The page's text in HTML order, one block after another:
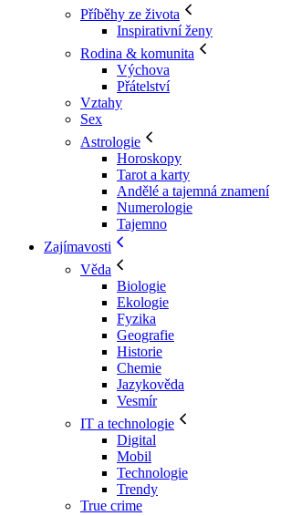
Příběhy ze života
Inspirativní ženy
Rodina & komunita
Výchova
Přátelství
Vztahy
Sex
Astrologie
Horoskopy
Tarot a karty
Andělé a tajemná znamení
Numerologie
Tajemno
Zajímavosti
Věda
Biologie
Ekologie
Fyzika
Geografie
Historie
Chemie
Jazykověda
Vesmír
IT a technologie
Digital
Mobil
Technologie
Trendy
True crime